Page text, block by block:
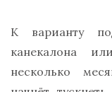
К варианту
канекалона
несколько